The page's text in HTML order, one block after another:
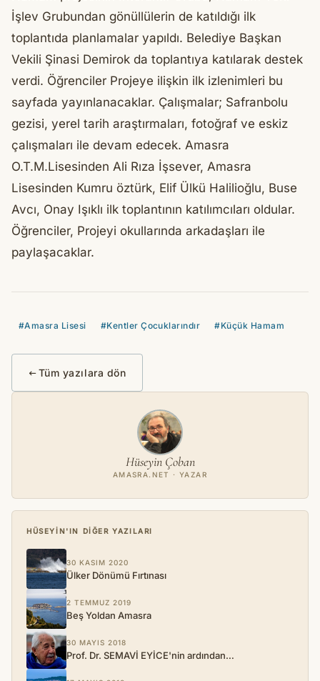
İşlev Grubundan gönüllülerin de katıldığı ilk
toplantıda planlamalar yapıldı. Belediye Başkan
Vekili Şinasi Demirok da toplantıya katılarak destek
verdi. Öğrenciler Projeye ilişkin ilk izlenimleri bu
sayfada yayınlanacaklar. Çalışmalar; Safranbolu
gezisi, yerel tarih araştırmaları, fotoğraf ve eskiz
çalışmaları ile devam edecek. Amasra
O.T.M.Lisesinden Ali Rıza İşsever, Amasra
Lisesinden Kumru öztürk, Elif Ülkü Halilioğlu, Buse
Avcı, Onay Işıklı ilk toplantının katılımcıları oldular.
Öğrenciler, Projeyi okullarında arkadaşları ile
paylaşacaklar.
#Amasra Lisesi #Kentler Çocuklarındır #Küçük Hamam
Tüm yazılara dön
Hüseyin Çoban
AMASRA.NET · YAZAR
HÜSEYIN'IN DIĞER YAZILARI
30 KASIM 2020
Ülker Dönümü Fırtınası
2 TEMMUZ 2019
Beş Yoldan Amasra
30 MAYIS 2018
Prof. Dr. SEMAVİ EYİCE'nin ardından…